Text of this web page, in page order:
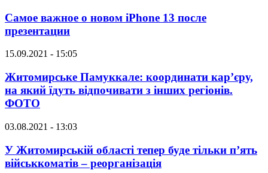
Самое важное о новом iPhone 13 после
презентации
15.09.2021 - 15:05
Житомирське Памуккале: координати кар’єру,
на який їдуть відпочивати з інших регіонів.
ФОТО
03.08.2021 - 13:03
У Житомирській області тепер буде тільки п’ять
військкоматів – реорганізація